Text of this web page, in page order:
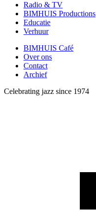
Radio & TV
BIMHUIS Productions
Educatie
Verhuur
BIMHUIS Café
Over ons
Contact
Archief
Celebrating jazz since 1974